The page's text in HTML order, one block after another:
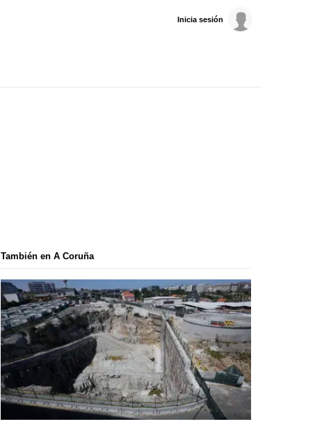
Inicia sesión
También en A Coruña